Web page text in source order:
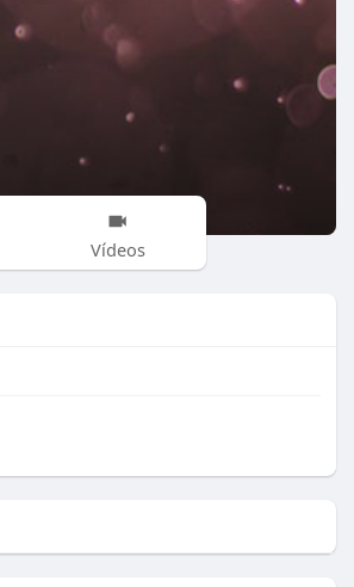
Vídeos